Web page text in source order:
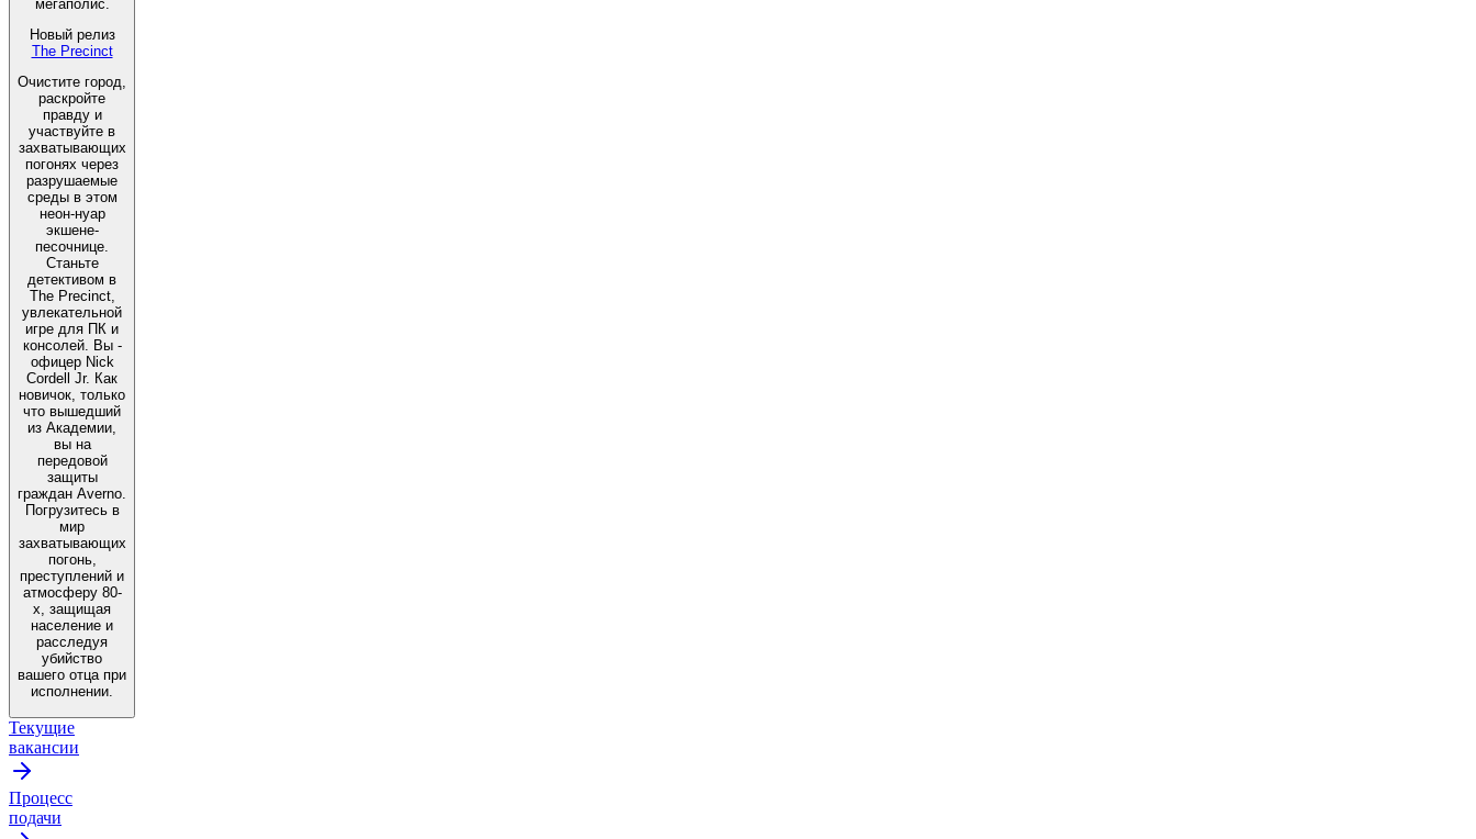
мегаполис.
Новый релиз
The Precinct
Очистите город,
раскройте
правду и
участвуйте в
захватывающих
погонях через
разрушаемые
среды в этом
неон-нуар
экшене-
песочнице.
Станьте
детективом в
The Precinct,
увлекательной
игре для ПК и
консолей. Вы -
офицер Nick
Cordell Jr. Как
новичок, только
что вышедший
из Академии,
вы на
передовой
защиты
граждан Averno.
Погрузитесь в
мир
захватывающих
погонь,
преступлений и
атмосферу 80-
х, защищая
население и
расследуя
убийство
вашего отца при
исполнении.
Текущие
вакансии
Процесс
подачи